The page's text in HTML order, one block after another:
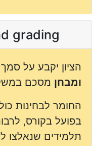
grading
הציון יקבע על סמך
ומבחן מסכם במשקל
החומר לבחינות
בפועל בקורס,
תלמידים שנאלצו